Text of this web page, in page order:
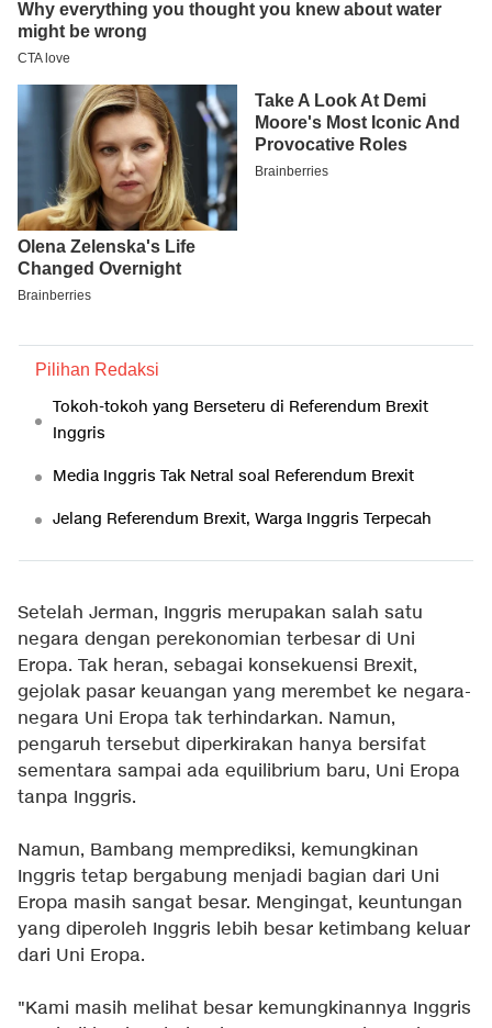
Pilihan Redaksi
Tokoh-tokoh yang Berseteru di Referendum Brexit
Inggris
Media Inggris Tak Netral soal Referendum Brexit
Jelang Referendum Brexit, Warga Inggris Terpecah
Setelah Jerman, Inggris merupakan salah satu
negara dengan perekonomian terbesar di Uni
Eropa. Tak heran, sebagai konsekuensi Brexit,
gejolak pasar keuangan yang merembet ke negara-
negara Uni Eropa tak terhindarkan. Namun,
pengaruh tersebut diperkirakan hanya bersifat
sementara sampai ada equilibrium baru, Uni Eropa
tanpa Inggris.
Namun, Bambang memprediksi, kemungkinan
Inggris tetap bergabung menjadi bagian dari Uni
Eropa masih sangat besar. Mengingat, keuntungan
yang diperoleh Inggris lebih besar ketimbang keluar
dari Uni Eropa.
"Kami masih melihat besar kemungkinannya Inggris